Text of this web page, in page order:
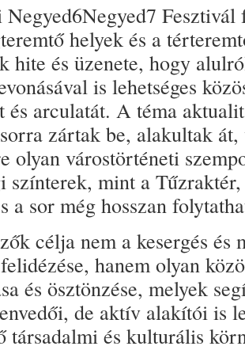
Fesztivál
helyek és a
hite és üzenete, hogy
is lehetséges
és arculatát. A téma
zártak be, alakultak
olyan várostörténeti
színterek, mint a
a sor még hosszan
célja nem a kesergés és
hanem olyan
és ösztönzése, melyek
de aktív alakítói is
társadalmi és kulturális